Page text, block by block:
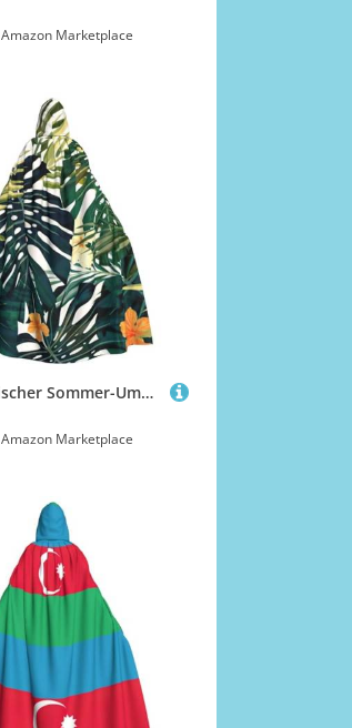
Amazon Marketplace
zkyfll Tropischer Sommer-Umhang mit hawaiianischer Blume, Palmenblätter, für Damen und Herren, Erwachsenenlänge, Kapuzenumhang mit Kapuze, Halloween-Cosplay-Kostüme
Amazon Marketplace